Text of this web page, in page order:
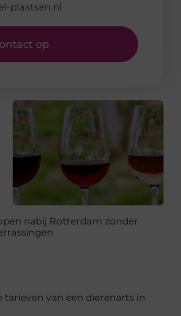
nabij Rotterdam zonder
tarieven van een dierenarts in
plaatsen.nl
op